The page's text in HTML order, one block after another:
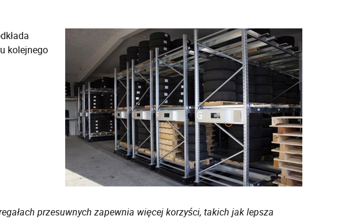
kolejnego
przesuwnych zapewnia więcej korzyści, takich jak lepsza